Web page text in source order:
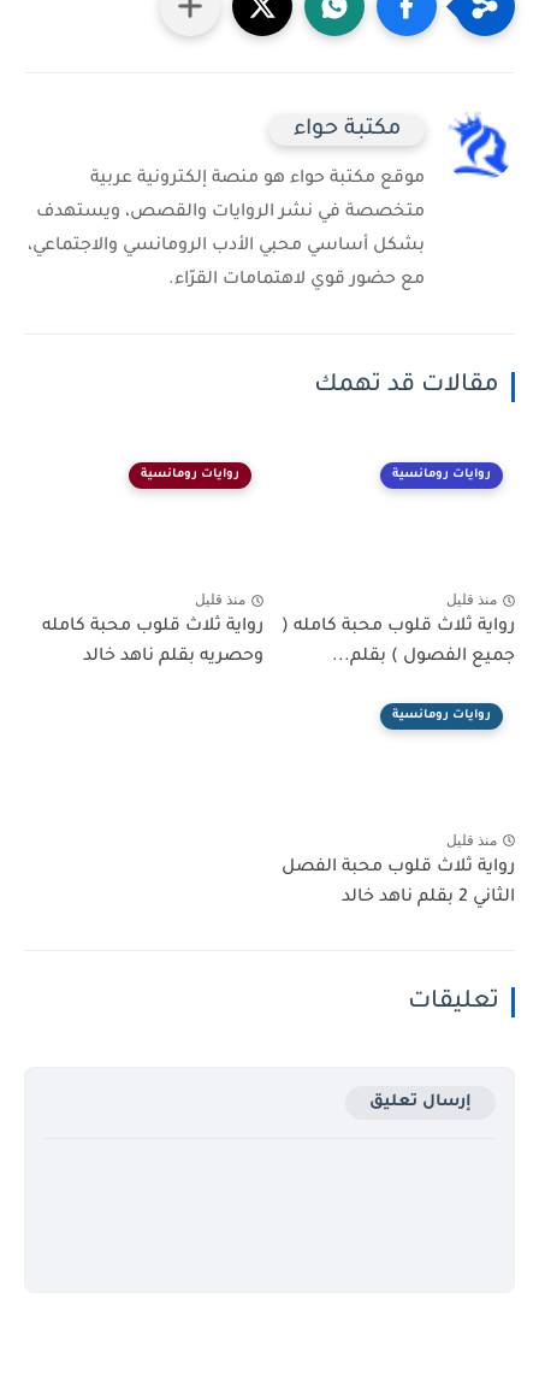
مكتبة حواء
موقع مكتبة حواء هو منصة إلكترونية عربية
متخصصة في نشر الروايات والقصص، ويستهدف
بشكل أساسي محبي الأدب الرومانسي والاجتماعي،
مع حضور قوي لاهتمامات القرّاء.
مقالات قد تهمك
روايات رومانسية
منذ قليل
رواية ثلاث قلوب محبة كامله (
جميع الفصول ) بقلم...
روايات رومانسية
منذ قليل
رواية ثلاث قلوب محبة كامله
وحصريه بقلم ناهد خالد
روايات رومانسية
منذ قليل
رواية ثلاث قلوب محبة الفصل
الثاني 2 بقلم ناهد خالد
تعليقات
إرسال تعليق